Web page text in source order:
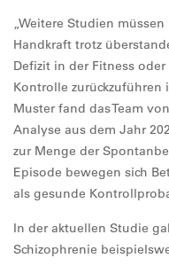
„Weitere Studien
Handkraft trotz
Defizit in der Fitness
Kontrolle zurückzuführen
Muster fand das Team
Analyse aus dem Jahr
zur Menge der
Episode bewegen sich
als gesunde
In der aktuellen Studie
Schizophrenie